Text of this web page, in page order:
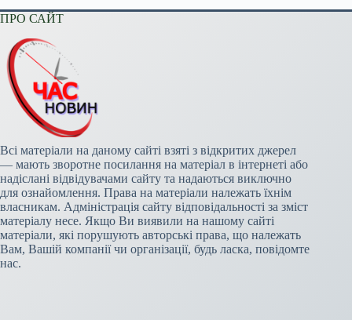
ПРО САЙТ
Всі матеріали на даному сайті взяті з відкритих джерел
— мають зворотне посилання на матеріал в інтернеті або
надіслані відвідувачами сайту та надаються виключно
для ознайомлення. Права на матеріали належать їхнім
власникам. Адміністрація сайту відповідальності за зміст
матеріалу несе. Якщо Ви виявили на нашому сайті
матеріали, які порушують авторські права, що належать
Вам, Вашій компанії чи організації, будь ласка, повідомте
нас.